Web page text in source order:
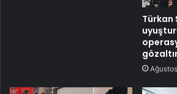
Türkan